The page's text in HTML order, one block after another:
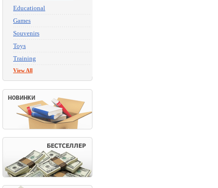
Educational
Games
Souvenirs
Toys
Training
View All